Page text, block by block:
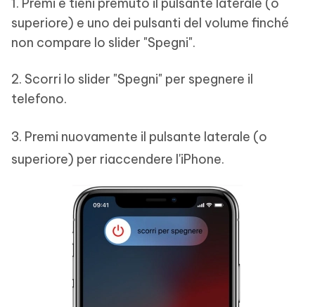
1. Premi e tieni premuto il pulsante laterale (o
superiore) e uno dei pulsanti del volume finché
non compare lo slider "Spegni".
2. Scorri lo slider "Spegni" per spegnere il
telefono.
3. Premi nuovamente il pulsante laterale (o
superiore) per riaccendere l'iPhone.